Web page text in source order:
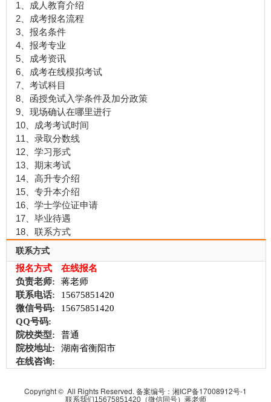
1、成人教育介绍
2、成考报名流程
3、报名条件
4、报考专业
5、成考资讯
6、成考在线模拟考试
7、考试科目
8、函授免试入学条件及加分政策
9、现场确认在哪里进行
10、成考考试时间
11、录取分数线
12、学习形式
13、期末考试
14、高升专介绍
15、专升本介绍
16、学士学位证申请
17、毕业待遇
18、联系方式
联系方式
报名方式
在线报名
负责老师:
蒋老师
联系电话:
15675851420
微信号码:
15675851420
QQ号码:
院校类型:
普通
院校地址:
湖南省衡阳市
在线咨询:
Copyright © All Rights Reserved. 备案编号： 湘ICP备17008912号-1
联系我们15675851420（微信同号）蒋老师